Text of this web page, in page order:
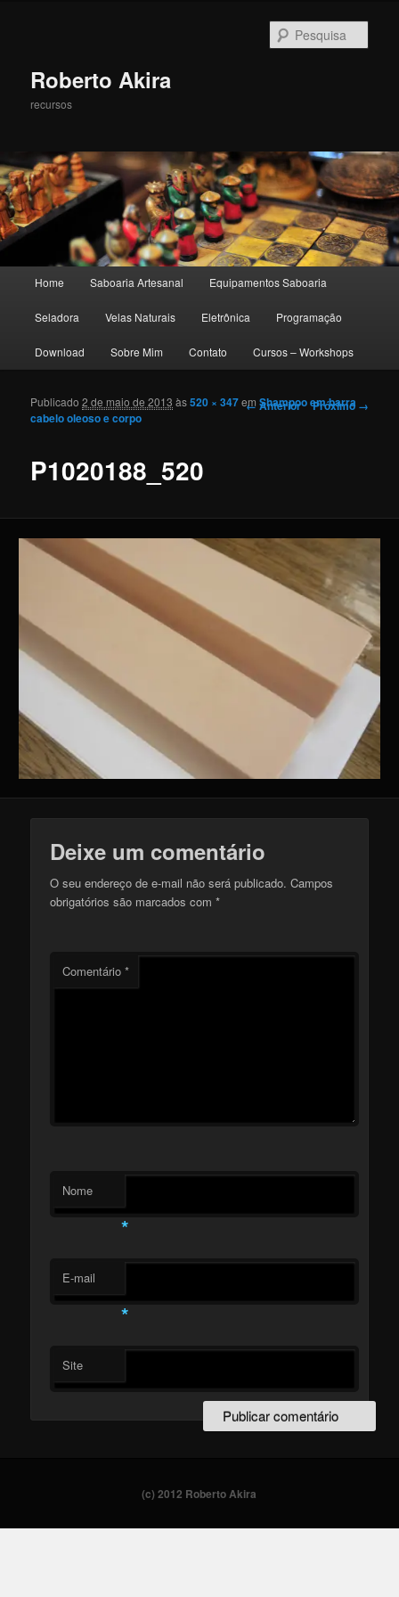
Roberto Akira
recursos
Pular para o conteúdo principal
Pular para o conteúdo secundário
Home Saboaria Artesanal Equipamentos Saboaria
Seladora Velas Naturais Eletrônica Programação
Download Sobre Mim Contato Cursos – Workshops
Navegação de imagens
← Anterior Próximo →
P1020188_520
Publicado2 de maio de 2013 às520 × 347emShampoo em barra
cabelo oleoso e corpo
Deixe um comentário
O seu endereço de e-mail não será publicado. Campos
obrigatórios são marcados com*
Comentário*
Nome
*
E-mail
*
Site
(c) 2012 Roberto Akira